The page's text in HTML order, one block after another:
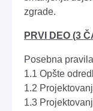
zgrade.
PRVI DEO (3
Posebna
1.1 Opšte
1.2
1.3